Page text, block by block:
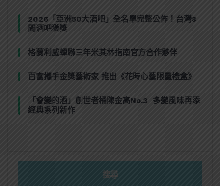
2026「亞洲50大酒吧」全名單完整公佈！台灣8
間酒吧獲獎
格蘭利威蟬聯三年米其林指南官方合作夥伴
百富攜手金獎藝術家 推出《花時心藝限量禮盒》
「會變的酒」創世者桶陳金高No.3 多變風味再添
經典系列新作
搜尋